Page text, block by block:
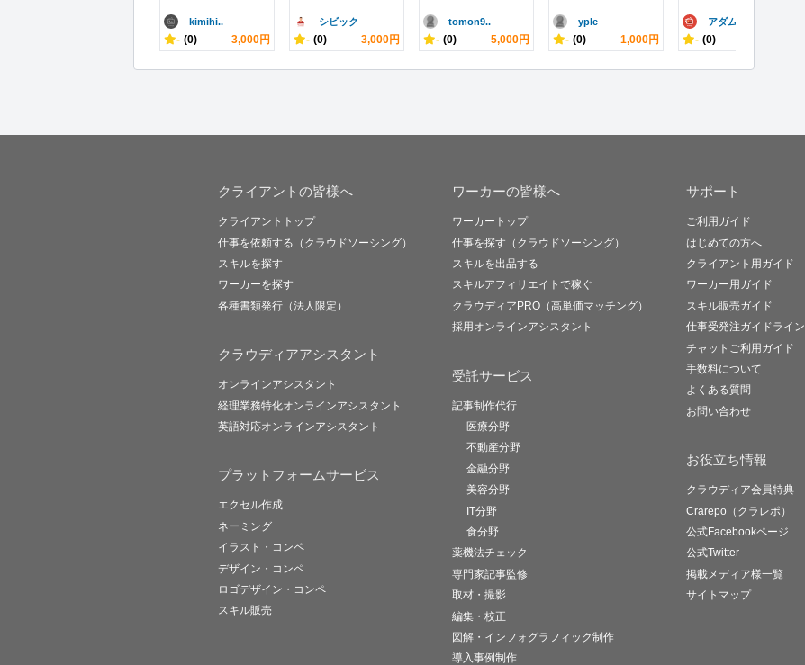
kimihi..
- (0) 3,000円
シビック
- (0) 3,000円
tomon9..
- (0) 5,000円
yple
- (0) 1,000円
アダム
- (0)
クライアントの皆様へ
クライアントトップ
仕事を依頼する（クラウドソーシング）
スキルを探す
ワーカーを探す
各種書類発行（法人限定）
クラウディアアシスタント
オンラインアシスタント
経理業務特化オンラインアシスタント
英語対応オンラインアシスタント
プラットフォームサービス
エクセル作成
ネーミング
イラスト・コンペ
デザイン・コンペ
ロゴデザイン・コンペ
スキル販売
ワーカーの皆様へ
ワーカートップ
仕事を探す（クラウドソーシング）
スキルを出品する
スキルアフィリエイトで稼ぐ
クラウディアPRO（高単価マッチング）
採用オンラインアシスタント
受託サービス
記事制作代行
医療分野
不動産分野
金融分野
美容分野
IT分野
食分野
薬機法チェック
専門家記事監修
取材・撮影
編集・校正
図解・インフォグラフィック制作
導入事例制作
サポート
ご利用ガイド
はじめての方へ
クライアント用ガイド
ワーカー用ガイド
スキル販売ガイド
仕事受発注ガイドライン
チャットご利用ガイド
手数料について
よくある質問
お問い合わせ
お役立ち情報
クラウディア会員特典
Crarepo（クラレポ）
公式Facebookページ
公式Twitter
掲載メディア様一覧
サイトマップ